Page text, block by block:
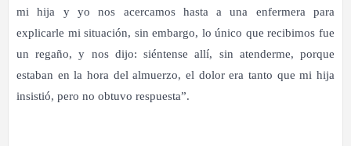
mi hija y yo nos acercamos hasta a una enfermera para
explicarle mi situación, sin embargo, lo único que recibimos fue
un regaño, y nos dijo: siéntense allí, sin atenderme, porque
estaban en la hora del almuerzo, el dolor era tanto que mi hija
insistió, pero no obtuvo respuesta”.